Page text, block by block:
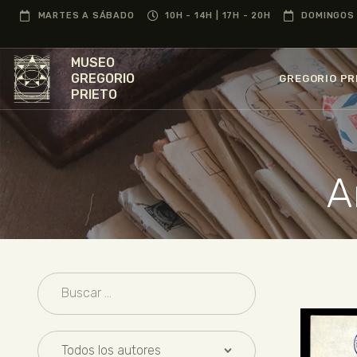
MARTES A SÁBADO 10H - 14H | 17H - 20H
MUSEO
GREGORIO
PRIETO
GREGORIO